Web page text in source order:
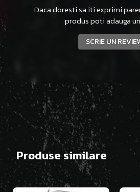
Daca doresti sa iti exprimi
produs poti adauga
SCRIE UN
Produse similare